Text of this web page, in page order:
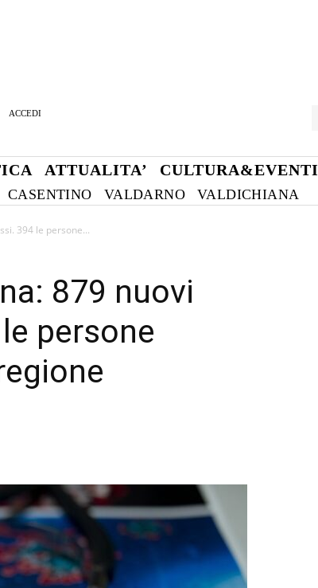
ACCEDI
ATTUALITA’ CULTURA&EVENTI
CASENTINO VALDARNO VALDICHIANA
394 le persone...
879 nuovi
persone